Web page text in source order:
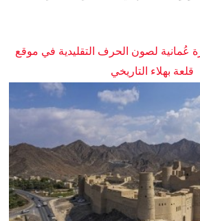
عُمانية لصون الحرف التقليدية في موقع
قلعة بهلاء التاريخي